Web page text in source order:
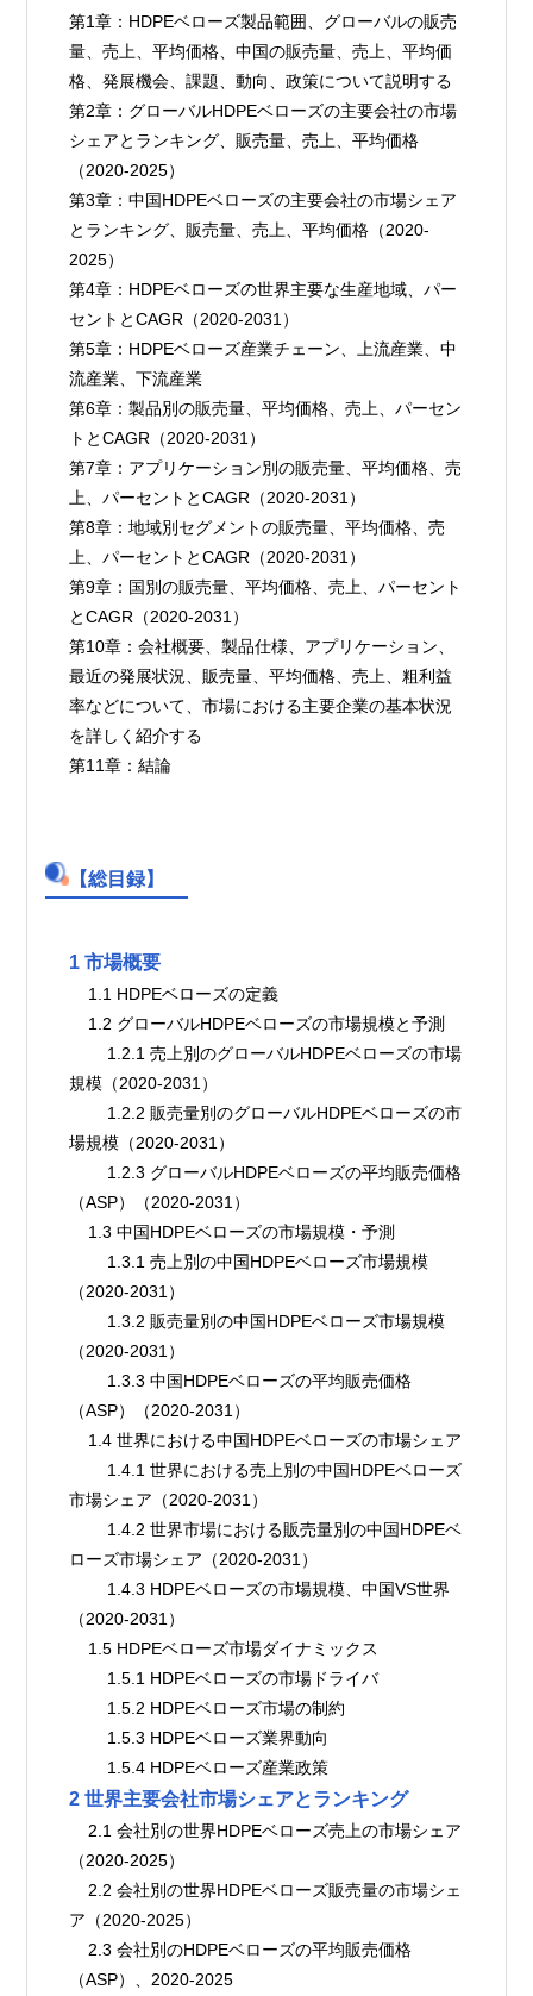
第1章：HDPEベローズ製品範囲、グローバルの販売
量、売上、平均価格、中国の販売量、売上、平均価
格、発展機会、課題、動向、政策について説明する
第2章：グローバルHDPEベローズの主要会社の市場
シェアとランキング、販売量、売上、平均価格
（2020-2025）
第3章：中国HDPEベローズの主要会社の市場シェア
とランキング、販売量、売上、平均価格（2020-
2025）
第4章：HDPEベローズの世界主要な生産地域、パー
セントとCAGR（2020-2031）
第5章：HDPEベローズ産業チェーン、上流産業、中
流産業、下流産業
第6章：製品別の販売量、平均価格、売上、パーセン
トとCAGR（2020-2031）
第7章：アプリケーション別の販売量、平均価格、売
上、パーセントとCAGR（2020-2031）
第8章：地域別セグメントの販売量、平均価格、売
上、パーセントとCAGR（2020-2031）
第9章：国別の販売量、平均価格、売上、パーセント
とCAGR（2020-2031）
第10章：会社概要、製品仕様、アプリケーション、
最近の発展状況、販売量、平均価格、売上、粗利益
率などについて、市場における主要企業の基本状況
を詳しく紹介する
第11章：結論
【総目録】
1 市場概要
    1.1 HDPEベローズの定義
    1.2 グローバルHDPEベローズの市場規模と予測
規模（2020-2031）
場規模（2020-2031）
（ASP）（2020-2031）
    1.3 中国HDPEベローズの市場規模・予測
（2020-2031）
（2020-2031）
（ASP）（2020-2031）
    1.4 世界における中国HDPEベローズの市場シェア
市場シェア（2020-2031）
ローズ市場シェア（2020-2031）
（2020-2031）
    1.5 HDPEベローズ市場ダイナミックス
        1.5.1 HDPEベローズの市場ドライバ
        1.5.2 HDPEベローズ市場の制約
        1.5.3 HDPEベローズ業界動向
        1.5.4 HDPEベローズ産業政策
2 世界主要会社市場シェアとランキング
（2020-2025）
ア（2020-2025）
（ASP）、2020-2025